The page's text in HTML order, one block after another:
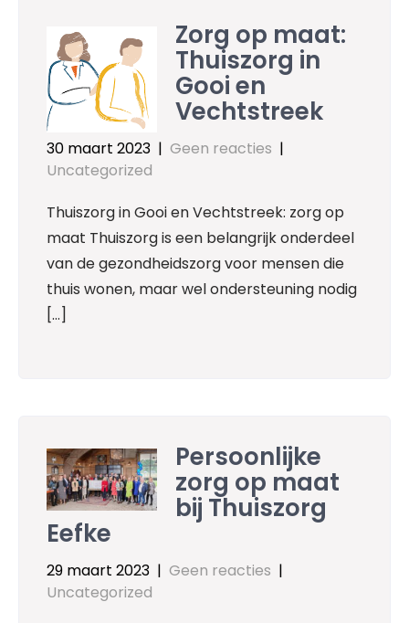
Zorg op maat:
Thuiszorg in
Gooi en
Vechtstreek
30 maart 2023 | Geen reacties |
Uncategorized
Thuiszorg in Gooi en Vechtstreek: zorg op
maat Thuiszorg is een belangrijk onderdeel
van de gezondheidszorg voor mensen die
thuis wonen, maar wel ondersteuning nodig
[…]
Persoonlijke
zorg op maat
bij Thuiszorg
Eefke
29 maart 2023 | Geen reacties |
Uncategorized